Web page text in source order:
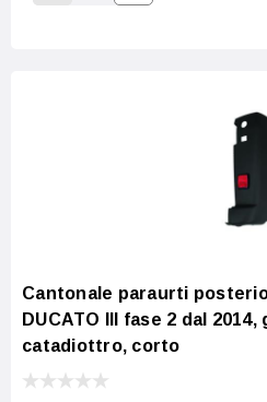
Decrease Quantity:
Increase
Cantonale paraurti
DUCATO III fase 2 dal
catadiottro, corto